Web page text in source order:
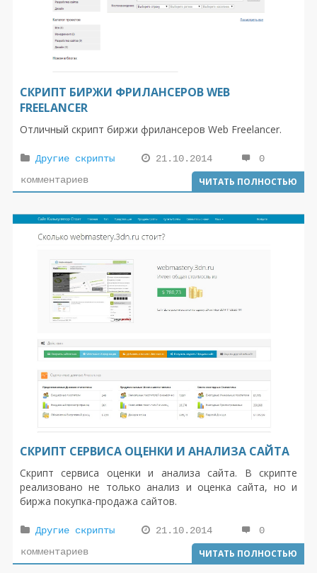
СКРИПТ БИРЖИ ФРИЛАНСЕРОВ WEB
FREELANCER
Отличный cкрипт биржи фрилансеров Web Freelancer.
Другие скрипты 21.10.2014
0
комментариев
ЧИТАТЬ ПОЛНОСТЬЮ
СКРИПТ СЕРВИСА ОЦЕНКИ И АНАЛИЗА САЙТА
Скрипт сервиса оценки и анализа сайта. В скрипте
реализовано не только анализ и оценка сайта, но и
биржа покупка-продажа сайтов.
Другие скрипты 21.10.2014
0
комментариев
ЧИТАТЬ ПОЛНОСТЬЮ